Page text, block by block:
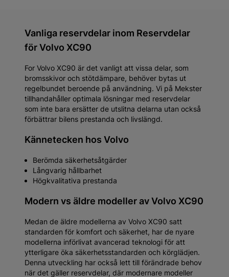
Vanliga reservdelar inom Reservdelar
för Volvo XC90
For Volvo XC90 är det vanligt att vissa delar, som
bromsskivor och stötdämpare, behöver bytas ut
regelbundet beroende på användning. Vi på Mekster
tillhandahåller optimala lösningar med reservdelar
som inte bara ersätter de utslitna delarna utan också
förbättrar bilens prestanda och livslängd.
Kännetecken hos Volvo
Berömda säkerhetsåtgärder
Långvarig hållbarhet
Högkvalitativa prestanda
Modern vs äldre modeller av Volvo XC90
Medan de äldre modellerna av Volvo XC90 satt
standarden för komfort och säkerhet, har de nyare
modellerna införlivat avancerad teknologi för att
ytterligare öka säkerhetsstandarden och körglädjen.
Denna utveckling har också lett till förändrade behov
när det gäller reservdelar, där modernare modeller